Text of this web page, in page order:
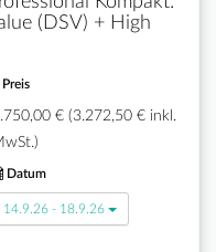
(DSV) + High
Preis
€ (3.272,50 € inkl.
Datum
14.9.26 - 18.9.26